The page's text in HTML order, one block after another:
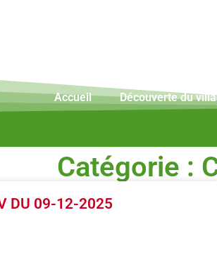
Accueil Découverte du
Catégorie :
DU 09-12-2025